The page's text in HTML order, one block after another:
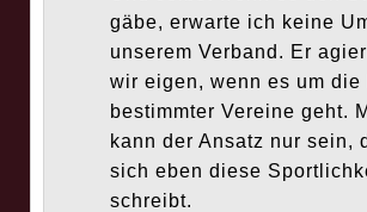
gäbe, erwarte ich keine
unserem Verband. Er
wir eigen, wenn es um die
bestimmter Vereine geht.
kann der Ansatz nur sein,
sich eben diese
schreibt.